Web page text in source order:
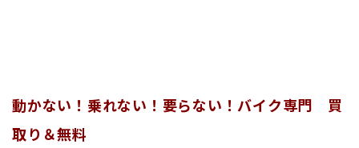
動かない！乗れない！要らない！バイク専門 買
取り＆無料